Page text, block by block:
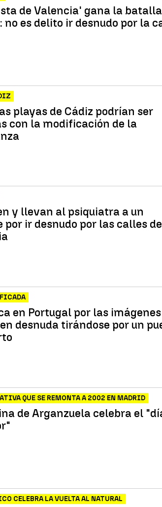
de Valencia' gana la
no es delito ir desnudo por la
playas de Cádiz podrían ser
con la modificación de la
y llevan al psiquiatra a un
por ir desnudo por las calles de
en Portugal por las
desnuda tirándose por un
QUE SE REMONTA A 2002 EN MADRID
de Arganzuela celebra el
CELEBRA LA VUELTA AL NATURAL